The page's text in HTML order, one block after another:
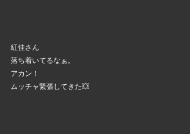
紅佳さん
落ち着いてるなぁ。
アカン！
ムッチャ緊張してきた💥